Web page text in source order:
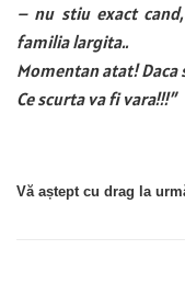
– nu stiu exact
familia largita..
Momentan atat! Daca
Ce scurta va fi vara!!!”
Vă aștept cu drag la